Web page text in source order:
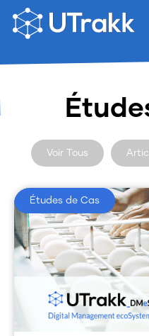
Voir Tous
Études de Cas